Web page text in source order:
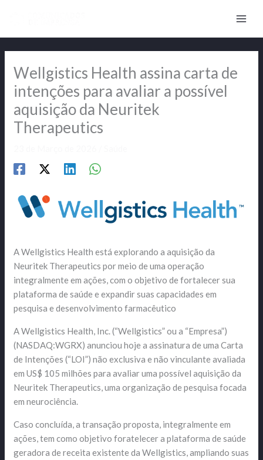
Wellgistics Health assina carta de
intenções para avaliar a possível
aquisição da Neuritek
Therapeutics
A Wellgistics Health está explorando a aquisição da
Neuritek Therapeutics por meio de uma operação
integralmente em ações, com o objetivo de fortalecer sua
plataforma de saúde e expandir suas capacidades em
pesquisa e desenvolvimento farmacêutico
A Wellgistics Health, Inc. (“Wellgistics” ou a “Empresa”)
(NASDAQ:WGRX) anunciou hoje a assinatura de uma Carta
de Intenções (“LOI”) não exclusiva e não vinculante avaliada
em US$ 105 milhões para avaliar uma possível aquisição da
Neuritek Therapeutics, uma organização de pesquisa focada
em neurociência.
Caso concluída, a transação proposta, integralmente em
ações, tem como objetivo foratelecer a plataforma de saúde
geradora de receita existente da Wellgistics, ampliando suas